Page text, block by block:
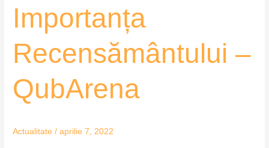
Importanța
Recensământului –
QubArena
Actualitate /aprilie 7, 2022
Importanța
Recensământului
QubArena